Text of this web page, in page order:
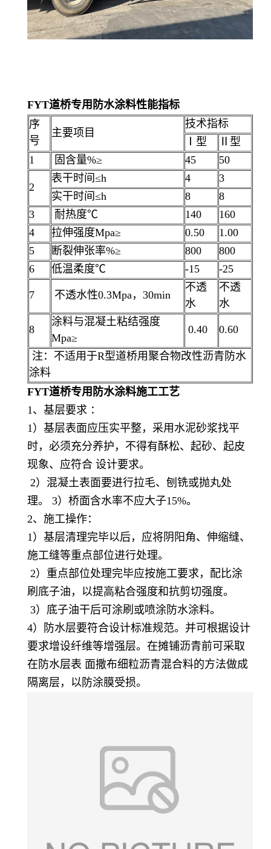
FYT道桥专用防水涂料性能指标
序
号
主要项目
技术指标
Ⅰ型
Ⅱ型
1
固含量%≥ 45 50
2
表干时间≤h 4
3
实干时间≤h
8
8
3
耐热度℃ 140
160
4
拉伸强度Mpa≥ 0.50
1.00
5
断裂伸张率%≥ 800
800
6
低温柔度℃ -15 -25
7 不透水性0.3Mpa，30min
不透
水
不透
水
8
涂料与混凝土粘结强度
Mpa≥
0.40 0.60
注：不适用于R型道桥用聚合物改性沥青防水
涂料
FYT道桥专用防水涂料施工工艺
1、基层要求 ：
1）基层表面应压实平整，采用水泥砂浆找平
时，必须充分养护，不得有酥松、起砂、起皮
现象、应符合 设计要求。
2）混凝土表面要进行拉毛、刨铣或抛丸处
理。 3）桥面含水率不应大子15%。
2、施工操作：
1）基层清理完毕以后，应将阴阳角、伸缩缝、
施工缝等重点部位进行处理。
2）重点部位处理完毕应按施工要求，配比涂
刷底子油，以提高粘合强度和抗剪切强度。
3）底子油干后可涂刷或喷涂防水涂料。
4）防水层要符合设计标准规范。并可根据设计
要求增设纤维等增强层。在摊铺沥青前可采取
在防水层表 面撒布细粒沥青混合料的方法做成
隔离层，以防涂膜受损。